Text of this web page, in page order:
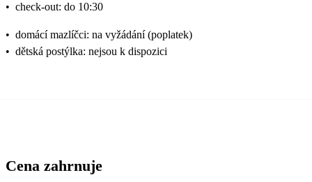
• check-out: do 10:30
• domácí mazlíčci: na vyžádání (poplatek)
• dětská postýlka: nejsou k dispozici
Cena zahrnuje